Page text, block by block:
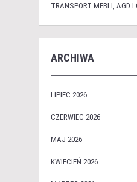
TRANSPORT MEBLI, AGD
ARCHIWA
LIPIEC 2026
CZERWIEC 2026
MAJ 2026
KWIECIEŃ 2026